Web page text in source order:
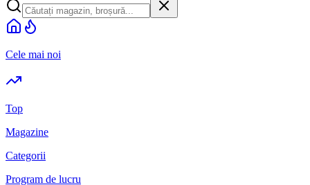
Cele mai noi
Top
Magazine
Categorii
Program de lucru